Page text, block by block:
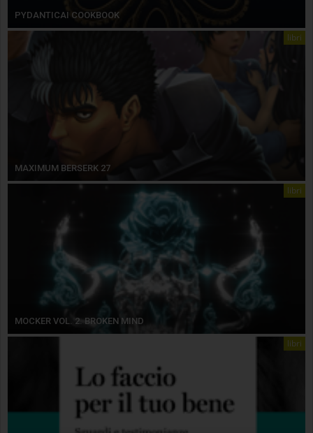
PYDANTICAI COOKBOOK
libri
MAXIMUM BERSERK 27
libri
MOCKER VOL. 2. BROKEN MIND
libri